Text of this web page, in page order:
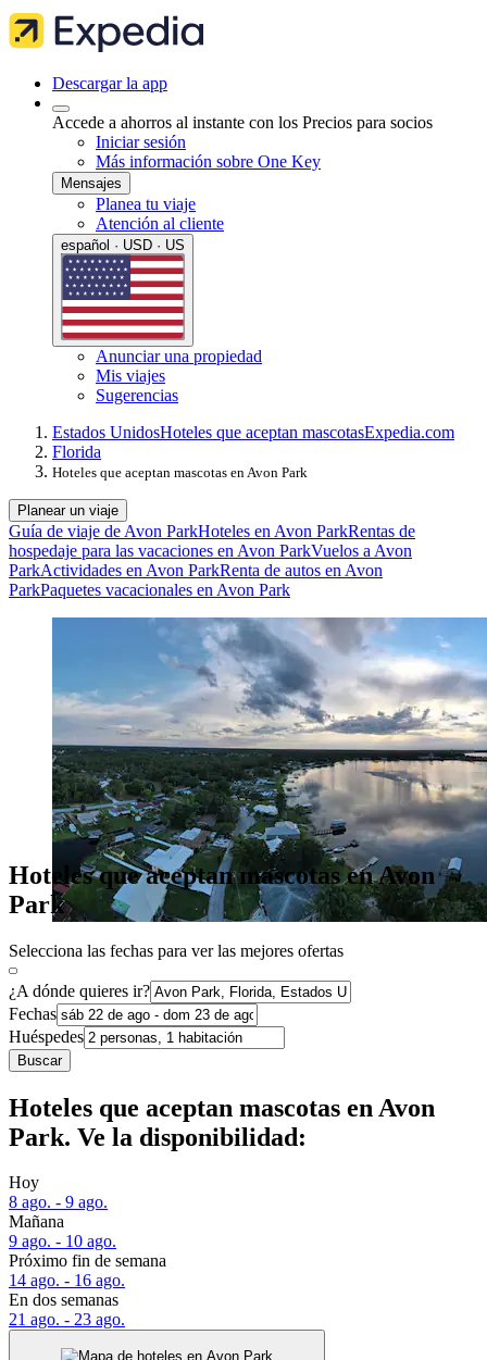
Descargar la app
Accede a ahorros al instante con los Precios para socios
Iniciar sesión
Más información sobre One Key
Mensajes
Planea tu viaje
Atención al cliente
español · USD · US
Anunciar una propiedad
Mis viajes
Sugerencias
Estados UnidosHoteles que aceptan mascotasExpedia.com
Florida
Hoteles que aceptan mascotas en Avon Park
Planear un viaje
Guía de viaje de Avon ParkHoteles en Avon ParkRentas de
hospedaje para las vacaciones en Avon ParkVuelos a Avon
ParkActividades en Avon ParkRenta de autos en Avon
ParkPaquetes vacacionales en Avon Park
Hoteles que aceptan mascotas en Avon
Park
Selecciona las fechas para ver las mejores ofertas
¿A dónde quieres ir?
Fechas
Huéspedes
Buscar
Hoteles que aceptan mascotas en Avon
Park. Ve la disponibilidad:
Hoy
8 ago. - 9 ago.
Mañana
9 ago. - 10 ago.
Próximo fin de semana
14 ago. - 16 ago.
En dos semanas
21 ago. - 23 ago.